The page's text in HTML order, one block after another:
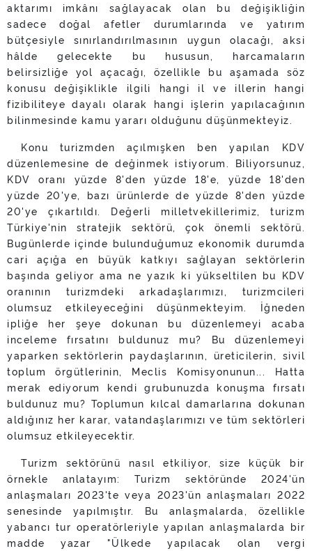
aktarımı imkânı sağlayacak olan bu değişikliğin
sadece doğal afetler durumlarında ve yatırım
bütçesiyle sınırlandırılmasının uygun olacağı, aksi
hâlde gelecekte bu hususun, harcamaların
belirsizliğe yol açacağı, özellikle bu aşamada söz
konusu değişiklikle ilgili hangi il ve illerin hangi
fizibiliteye dayalı olarak hangi işlerin yapılacağının
bilinmesinde kamu yararı olduğunu düşünmekteyiz.
Konu turizmden açılmışken ben yapılan KDV
düzenlemesine de değinmek istiyorum. Biliyorsunuz,
KDV oranı yüzde 8'den yüzde 18'e, yüzde 18'den
yüzde 20'ye, bazı ürünlerde de yüzde 8'den yüzde
20'ye çıkartıldı. Değerli milletvekillerimiz, turizm
Türkiye'nin stratejik sektörü, çok önemli sektörü.
Bugünlerde içinde bulunduğumuz ekonomik durumda
cari açığa en büyük katkıyı sağlayan sektörlerin
başında geliyor ama ne yazık ki yükseltilen bu KDV
oranının turizmdeki arkadaşlarımızı, turizmcileri
olumsuz etkileyeceğini düşünmekteyim. İğneden
ipliğe her şeye dokunan bu düzenlemeyi acaba
inceleme fırsatını buldunuz mu? Bu düzenlemeyi
yaparken sektörlerin paydaşlarının, üreticilerin, sivil
toplum örgütlerinin, Meclis Komisyonunun... Hatta
merak ediyorum kendi grubunuzda konuşma fırsatı
buldunuz mu? Toplumun kılcal damarlarına dokunan
aldığınız her karar, vatandaşlarımızı ve tüm sektörleri
olumsuz etkileyecektir.
Turizm sektörünü nasıl etkiliyor, size küçük bir
örnekle anlatayım: Turizm sektöründe 2024'ün
anlaşmaları 2023'te veya 2023'ün anlaşmaları 2022
senesinde yapılmıştır. Bu anlaşmalarda, özellikle
yabancı tur operatörleriyle yapılan anlaşmalarda bir
madde yazar "Ülkede yapılacak olan vergi